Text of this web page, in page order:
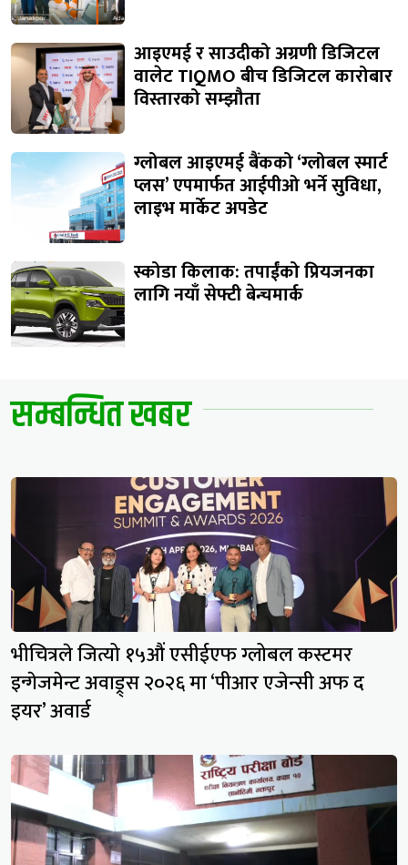
आइएमई र साउदीको अग्रणी डिजिटल
वालेट TIQMO बीच डिजिटल कारोबार
विस्तारको सम्झौता
ग्लोबल आइएमई बैंकको ‘ग्लोबल स्मार्ट
प्लस’ एपमार्फत आईपीओ भर्ने सुविधा,
लाइभ मार्केट अपडेट
स्कोडा किलाक: तपाईंको प्रियजनका
लागि नयाँ सेफ्टी बेन्चमार्क
सम्बन्धित खबर
भीचित्रले जित्यो १५औं एसीईएफ ग्लोबल कस्टमर
इन्गेजमेन्ट अवाड्र्स २०२६ मा ‘पीआर एजेन्सी अफ द
इयर’ अवार्ड